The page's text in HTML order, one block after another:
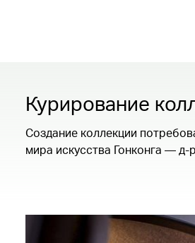
Курирование
Создание коллекции
мира искусства Гонконга —